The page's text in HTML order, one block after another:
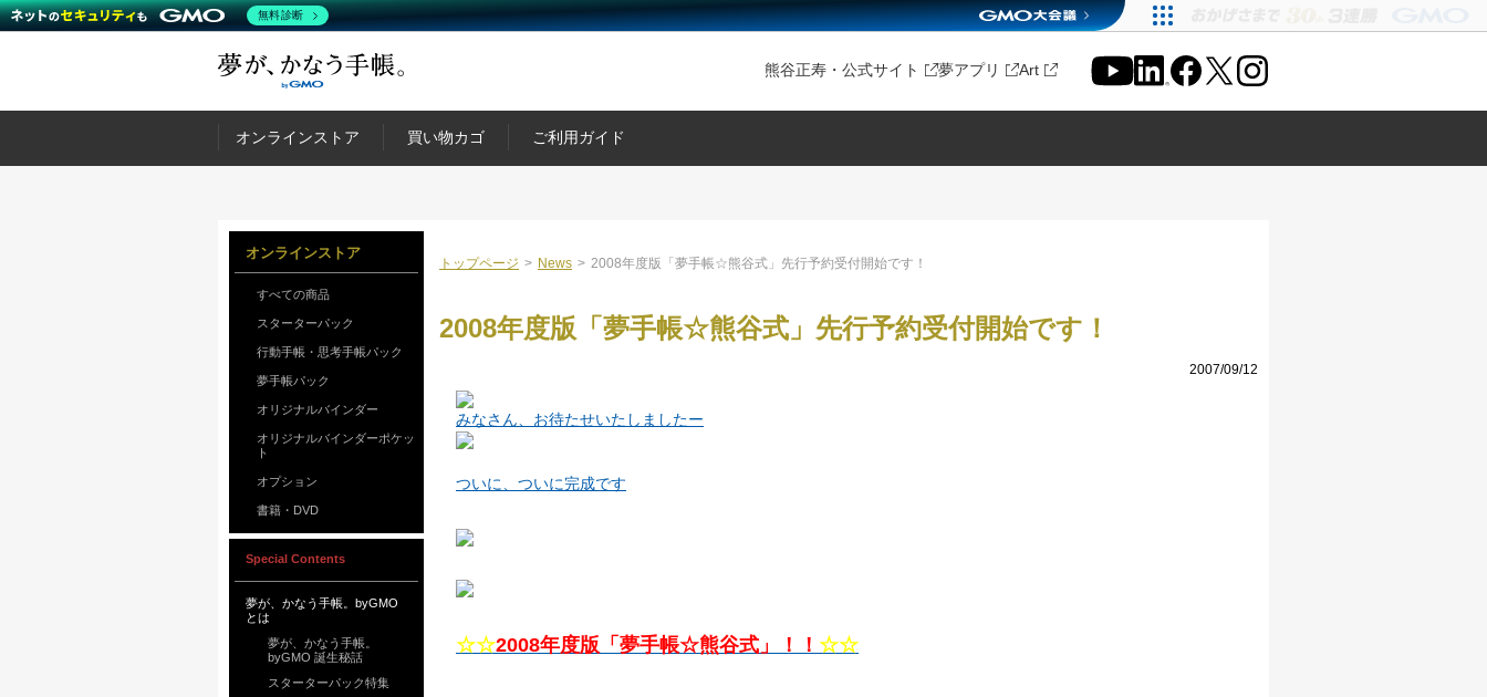
熊谷正寿・公式サイト 夢アプリ Art
オンラインストア 買い物カゴ ご利用ガイド
オンラインストア
すべての商品
スターターパック
行動手帳・思考手帳パック
夢手帳パック
オリジナルバインダー
オリジナルバインダーポケッ
ト
オプション
書籍・DVD
Special Contents
夢が、かなう手帳。byGMO
とは
夢が、かなう手帳。
byGMO 誕生秘話
スターターパック特集
トップページ > News > 2008年度版「夢手帳☆熊谷式」先行予約受付開始です！
2008年度版「夢手帳☆熊谷式」先行予約受付開始です！
2007/09/12
みなさん、お待たせいたしましたー
ついに、ついに完成です
☆☆2008年度版「夢手帳☆熊谷式」！！ ☆☆
無料診断